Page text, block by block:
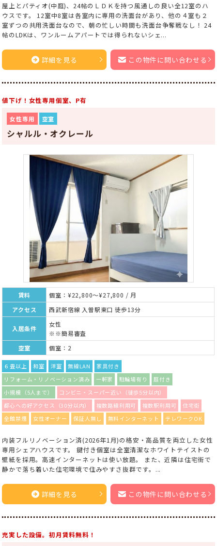
屋上とパティオ(中庭)、24帖のＬＤＫを持つ風通しの良い全12室のハ
ウスです。 12室中8室は各室内に専用の洗面台があり、他の４室も２
室ずつの共用洗面台なので、朝の忙しい時間も洗面台争奪戦なし！ 24
帖のLDKは、ワンルームアパートでは得られないシェ...
詳細を見る この物件に問い合わせる
値下げ！女性専用個室、P有
女性専用 空室
シャルル・オクレール
賃料
個室：¥22,800～¥27,800 / 月
アクセス
西武新宿線 入曽駅東口 徒歩13分
入居条件
女性
※※簡易審査
空室
個室：2
６畳以上 和室 洋室 無線LAN
家具付き
リフォーム・リノベーション済み
一軒家 駐輪場有り
庭付き
小規模（5人まで）
コンビニ・スーパー近い（徒歩5分以内）
都心への好アクセス（30分以内）
複数路線利用可 複数駅利用可
住宅街
全館禁煙
女性オーナー 保証人無し 無料インターネット テレワークOK
内装フルリノベーション済(2026年1月)の格安・高品質を両立した女性
専用シェアハウスです。 鍵付き個室は全室清潔なホワイトテイストの
壁紙を採用。高速インターネットは使い放題。 また、近隣は住宅街で
静かで落ち着いた住宅環境で住みやすさ抜群です。...
詳細を見る この物件に問い合わせる
充実した設備。初月賃料無料！